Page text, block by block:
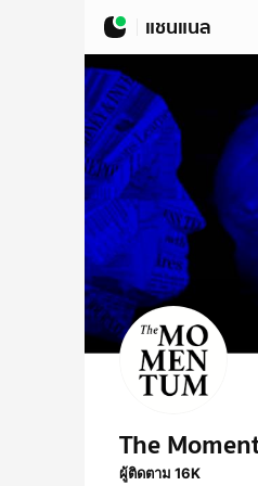
แชนแนล
The
ผู้ติดตาม 16K